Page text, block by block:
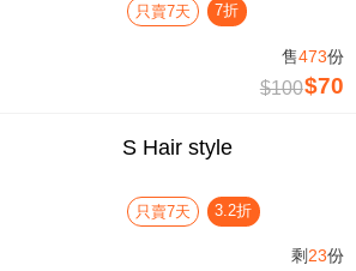
只賣7天 7折
售473份
$100$70
S Hair style
只賣7天 3.2折
剩23份